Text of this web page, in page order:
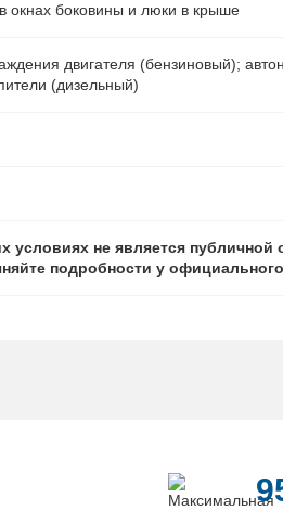
окнах боковины и люки в крыше
двигателя (бензиновый);
(дизельный)
не является
подробности у